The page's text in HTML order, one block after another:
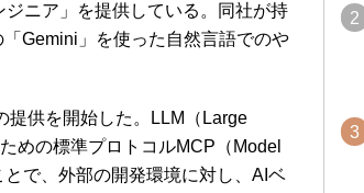
ニア」を提供している。同社が持
Gemini」を使った自然言語でのや
供を開始した。LLM（Large
めの標準プロトコルMCP（Model
で、外部の開発環境に対し、AIベ
2
3